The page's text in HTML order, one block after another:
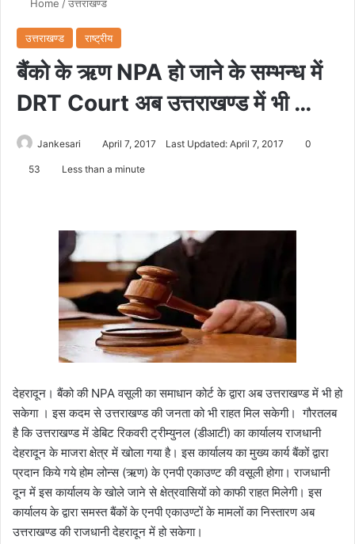
Home /उत्तराखण्ड
उत्तराखण्ड राष्ट्रीय
बैंको के ऋण NPA हो जाने के सम्भन्ध में
DRT Court अब उत्तराखण्ड में भी …
Jankesari April 7, 2017 Last Updated: April 7, 2017 0
53 Less than a minute
देहरादून। बैंको की NPA वसूली का समाधान कोर्ट के द्वारा अब उत्तराखण्ड में भी हो
सकेगा । इस कदम से उत्तराखण्ड की जनता को भी राहत मिल सकेगी। गौरतलब
है कि उत्तराखण्ड में डेबिट रिकवरी ट्रीम्युनल (डीआटी) का कार्यालय राजधानी
देहरादून के माजरा क्षेत्र में खोला गया है। इस कार्यालय का मुख्य कार्य बैंकों द्वारा
प्रदान किये गये होम लोन्स (ऋण) के एनपी एकाउण्ट की वसूली होगा। राजधानी
दून में इस कार्यालय के खोले जाने से क्षेत्रवासियों को काफी राहत मिलेगी। इस
कार्यालय के द्वारा समस्त बैंकों के एनपी एकाउण्टों के मामलों का निस्तारण अब
उत्तराखण्ड की राजधानी देहरादून में हो सकेगा।